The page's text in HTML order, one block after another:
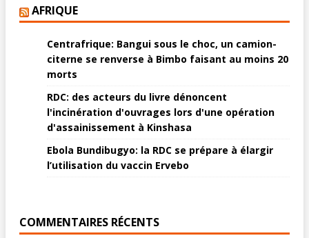
AFRIQUE
Centrafrique: Bangui sous le choc, un camion-
citerne se renverse à Bimbo faisant au moins 20
morts
RDC: des acteurs du livre dénoncent
l'incinération d'ouvrages lors d'une opération
d'assainissement à Kinshasa
Ebola Bundibugyo: la RDC se prépare à élargir
l’utilisation du vaccin Ervebo
COMMENTAIRES RÉCENTS